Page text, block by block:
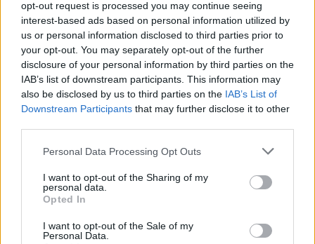
opt-out request is processed you may continue seeing
interest-based ads based on personal information utilized by
us or personal information disclosed to third parties prior to
your opt-out. You may separately opt-out of the further
disclosure of your personal information by third parties on the
IAB’s list of downstream participants. This information may
also be disclosed by us to third parties on the IAB’s List of
Downstream Participants that may further disclose it to other
Please note that this website/app uses one or more Google
not limited to your visit or usage behaviour. You may click to
grant or deny consent to Google and its third-party tags to
use your data for below specified purposes in below Google
consent section.
Personal Data Processing Opt Outs
I want to opt-out of the Sharing of my
personal data.
Opted In
I want to opt-out of the Sale of my
Personal Data.
AiAdhubMedia